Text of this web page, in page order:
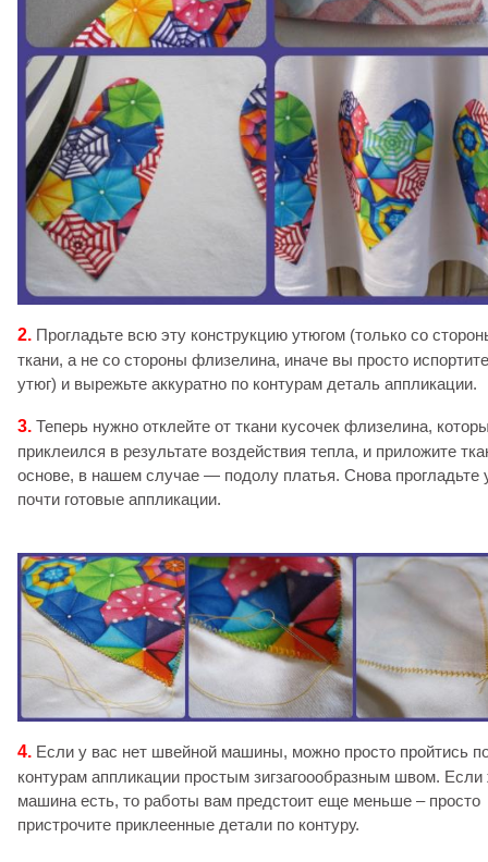
2. Прогладьте всю эту конструкцию утюгом (только со
ткани, а не со стороны флизелина, иначе вы просто испортите
утюг) и вырежьте аккуратно по контурам деталь аппликации.
3. Теперь нужно отклейте от ткани кусочек флизелина,
приклеился в результате воздействия тепла, и приложите
основе, в нашем случае — подолу платья. Снова прогладьте
почти готовые аппликации.
4. Если у вас нет швейной машины, можно просто пройтись
контурам аппликации простым зигзагоообразным швом. Если
машина есть, то работы вам предстоит еще меньше – просто
пристрочите приклеенные детали по контуру.